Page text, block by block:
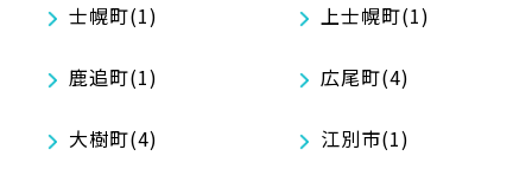
士幌町(1) 上士幌町(1)
鹿追町(1) 広尾町(4)
大樹町(4) 江別市(1)